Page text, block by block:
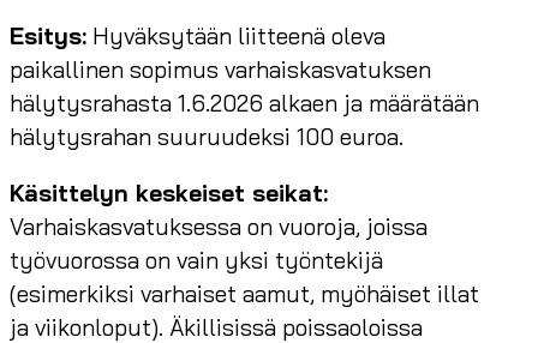
Esitys: Hyväksytään liitteenä oleva
paikallinen sopimus varhaiskasvatuksen
hälytysrahasta 1.6.2026 alkaen ja määrätään
hälytysrahan suuruudeksi 100 euroa.
Käsittelyn keskeiset seikat:
Varhaiskasvatuksessa on vuoroja, joissa
työvuorossa on vain yksi työntekijä
(esimerkiksi varhaiset aamut, myöhäiset illat
ja viikonloput). Äkillisissä poissaoloissa